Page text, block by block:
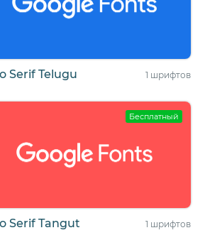
Serif Telugu 1 шрифтов
Бесплатный
Serif Tangut 1 шрифтов